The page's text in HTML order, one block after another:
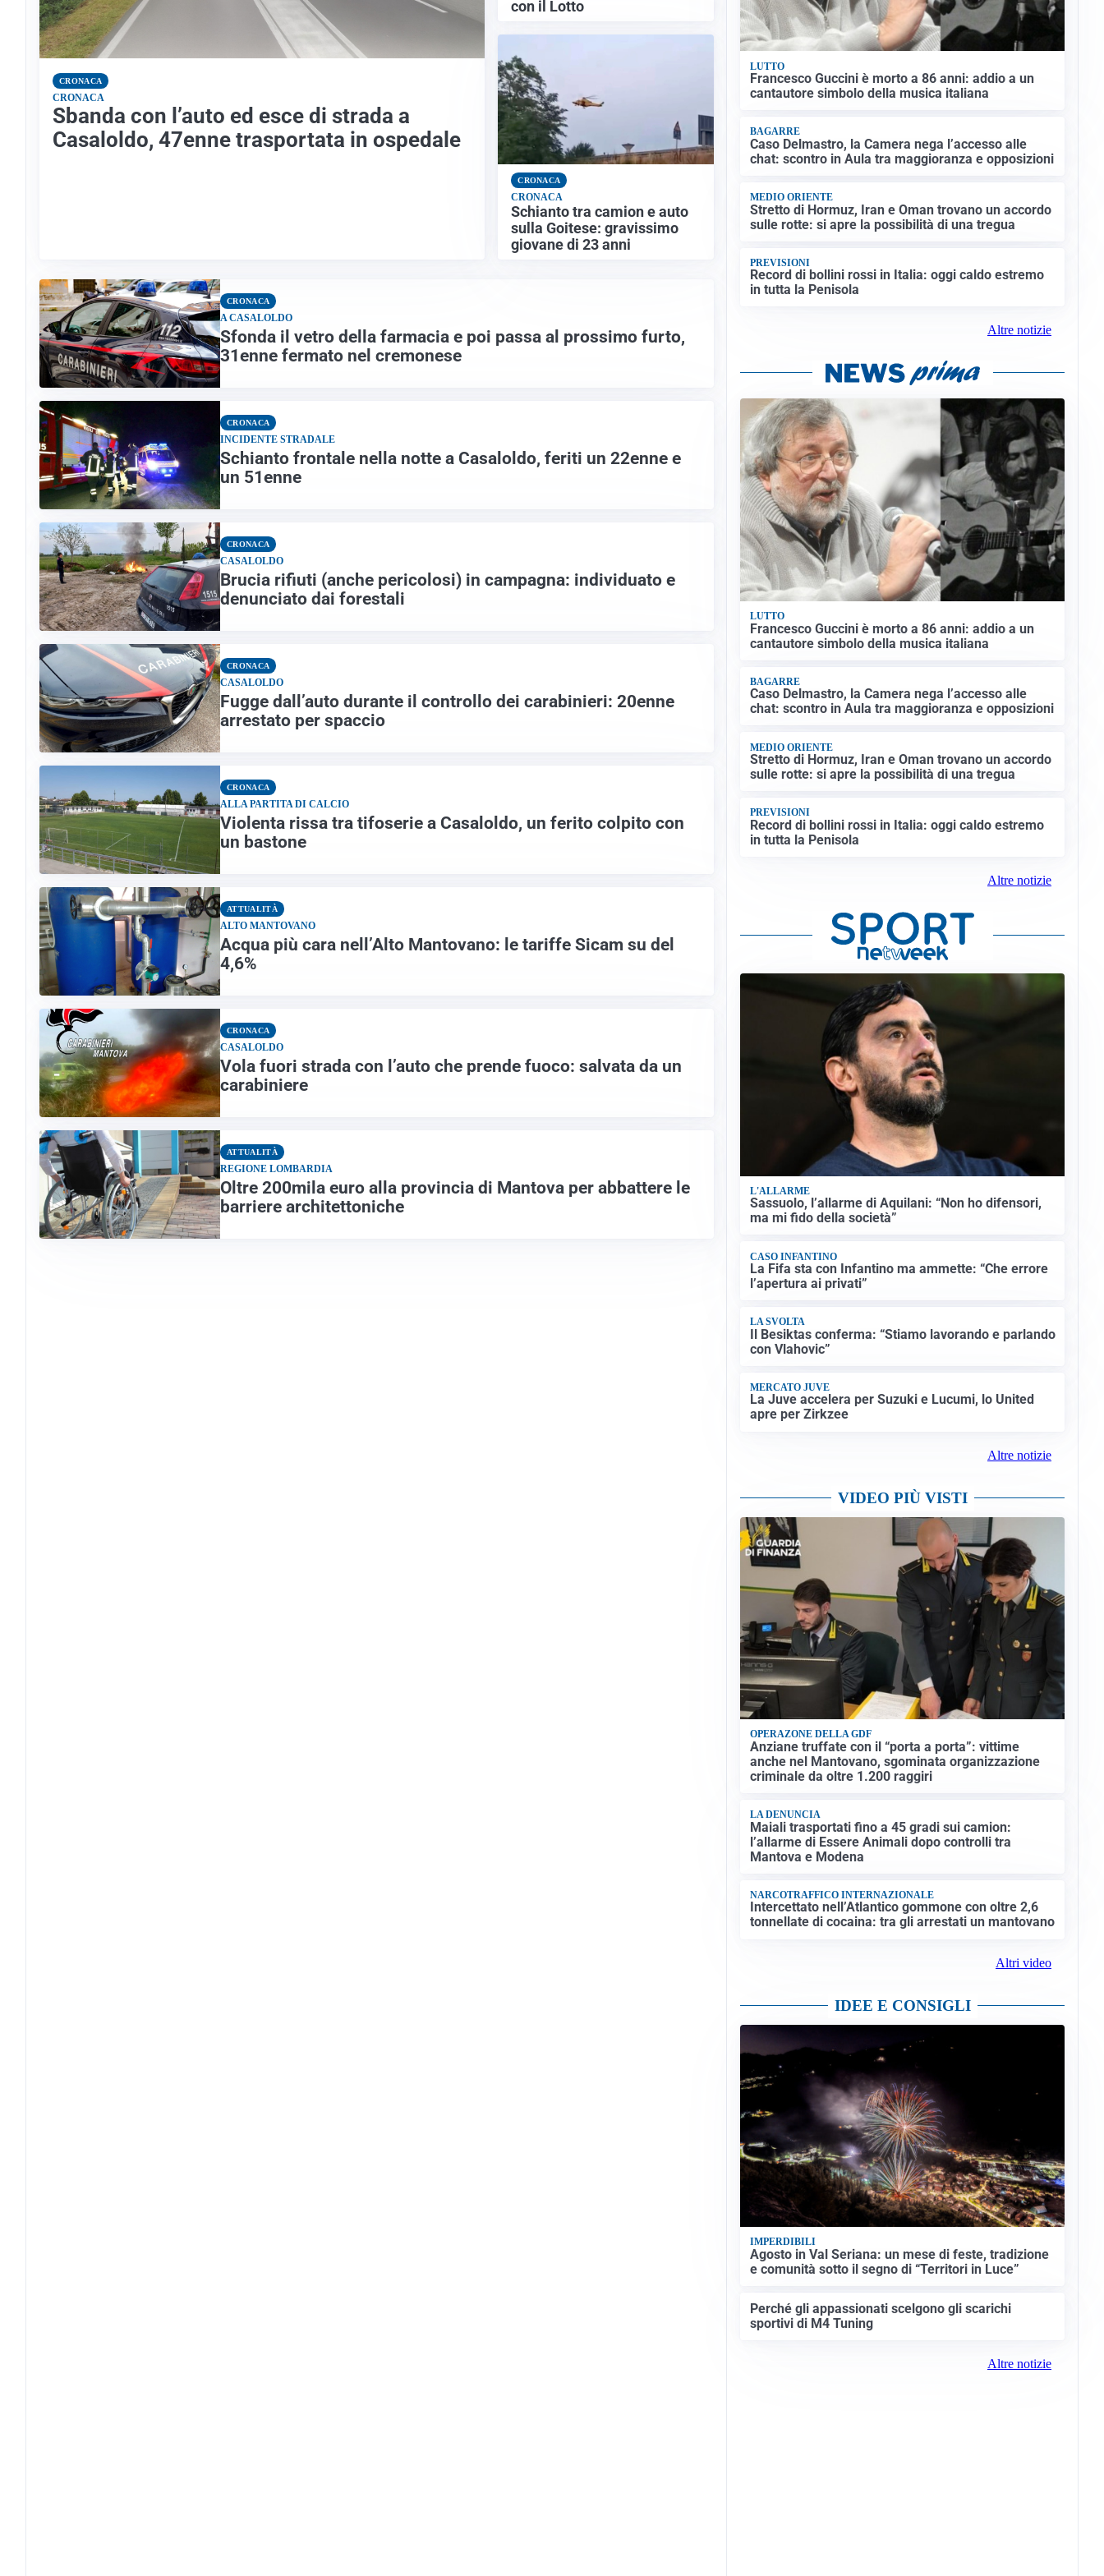
CRONACA
CRONACA
Sbanda con l’auto ed esce di strada a
Casaloldo, 47enne trasportata in ospedale
con il Lotto
CRONACA
CRONACA
Schianto tra camion e auto
sulla Goitese: gravissimo
giovane di 23 anni
CRONACA
A CASALOLDO
Sfonda il vetro della farmacia e poi passa al prossimo furto,
31enne fermato nel cremonese
CRONACA
INCIDENTE STRADALE
Schianto frontale nella notte a Casaloldo, feriti un 22enne e
un 51enne
CRONACA
CASALOLDO
Brucia rifiuti (anche pericolosi) in campagna: individuato e
denunciato dai forestali
CRONACA
CASALOLDO
Fugge dall’auto durante il controllo dei carabinieri: 20enne
arrestato per spaccio
CRONACA
ALLA PARTITA DI CALCIO
Violenta rissa tra tifoserie a Casaloldo, un ferito colpito con
un bastone
ATTUALITÀ
ALTO MANTOVANO
Acqua più cara nell’Alto Mantovano: le tariffe Sicam su del
4,6%
CRONACA
CASALOLDO
Vola fuori strada con l’auto che prende fuoco: salvata da un
carabiniere
ATTUALITÀ
REGIONE LOMBARDIA
Oltre 200mila euro alla provincia di Mantova per abbattere le
barriere architettoniche
LUTTO
Francesco Guccini è morto a 86 anni: addio a un
cantautore simbolo della musica italiana
BAGARRE
Caso Delmastro, la Camera nega l’accesso alle
chat: scontro in Aula tra maggioranza e opposizioni
MEDIO ORIENTE
Stretto di Hormuz, Iran e Oman trovano un accordo
sulle rotte: si apre la possibilità di una tregua
PREVISIONI
Record di bollini rossi in Italia: oggi caldo estremo
in tutta la Penisola
Altre notizie
LUTTO
Francesco Guccini è morto a 86 anni: addio a un
cantautore simbolo della musica italiana
BAGARRE
Caso Delmastro, la Camera nega l’accesso alle
chat: scontro in Aula tra maggioranza e opposizioni
MEDIO ORIENTE
Stretto di Hormuz, Iran e Oman trovano un accordo
sulle rotte: si apre la possibilità di una tregua
PREVISIONI
Record di bollini rossi in Italia: oggi caldo estremo
in tutta la Penisola
Altre notizie
L'ALLARME
Sassuolo, l’allarme di Aquilani: “Non ho difensori,
ma mi fido della società”
CASO INFANTINO
La Fifa sta con Infantino ma ammette: “Che errore
l’apertura ai privati”
LA SVOLTA
Il Besiktas conferma: “Stiamo lavorando e parlando
con Vlahovic”
MERCATO JUVE
La Juve accelera per Suzuki e Lucumi, lo United
apre per Zirkzee
Altre notizie
VIDEO PIÙ VISTI
OPERAZONE DELLA GDF
Anziane truffate con il “porta a porta”: vittime
anche nel Mantovano, sgominata organizzazione
criminale da oltre 1.200 raggiri
LA DENUNCIA
Maiali trasportati fino a 45 gradi sui camion:
l’allarme di Essere Animali dopo controlli tra
Mantova e Modena
NARCOTRAFFICO INTERNAZIONALE
Intercettato nell’Atlantico gommone con oltre 2,6
tonnellate di cocaina: tra gli arrestati un mantovano
Altri video
IDEE E CONSIGLI
IMPERDIBILI
Agosto in Val Seriana: un mese di feste, tradizione
e comunità sotto il segno di “Territori in Luce”
Perché gli appassionati scelgono gli scarichi
sportivi di M4 Tuning
Altre notizie